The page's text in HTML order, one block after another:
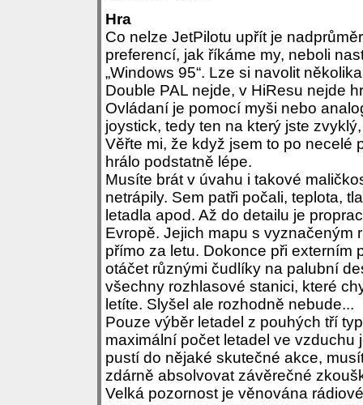
Hra
Co nelze JetPilotu upřít je
preferencí, jak říkáme my, neboli
„Windows 95“. Lze si navolit
Double PAL nejde, v HiResu nejde
Ovládaní je pomocí myši nebo
joystick, tedy ten na který jste
Věřte mi, že když jsem to po necelé
hrálo podstatně lépe.
Musíte brát v úvahu i takové
netrápily. Sem patři počali, teplota,
letadla apod. Až do detailu je
Evropě. Jejich mapu s vyznačeným
přímo za letu. Dokonce při externím
otáčet různými čudlíky na palubní
všechny rozhlasové stanici, které
letíte. Slyšel ale rozhodně nebude...
Pouze výběr letadel z pouhých tří
maximální počet letadel ve vzduchu
pustí do nějaké skutečné akce,
zdárně absolvovat závěrečné
Velká pozornost je věnována